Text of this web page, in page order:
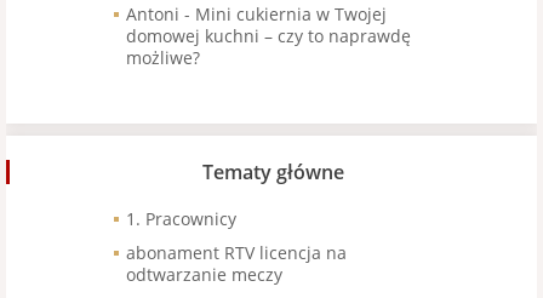
Antoni - Mini cukiernia w Twojej
domowej kuchni – czy to naprawdę
możliwe?
Tematy główne
1. Pracownicy
abonament RTV licencja na
odtwarzanie meczy